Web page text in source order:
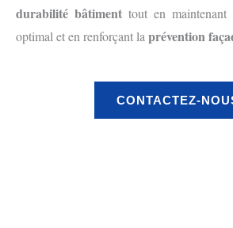
durabilité bâtiment tout en maintenant
optimal et en renforçant laprévention
CONTACTEZ-